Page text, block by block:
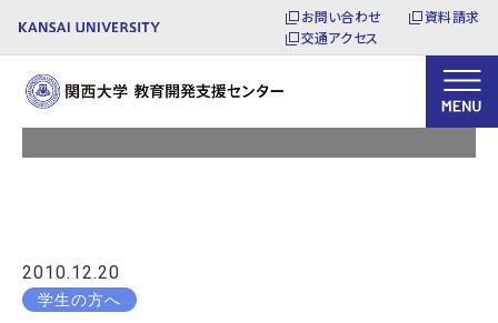
お問い合わせ
資料請求
交通アクセス
お知らせ
2010.12.20
学生の方へ